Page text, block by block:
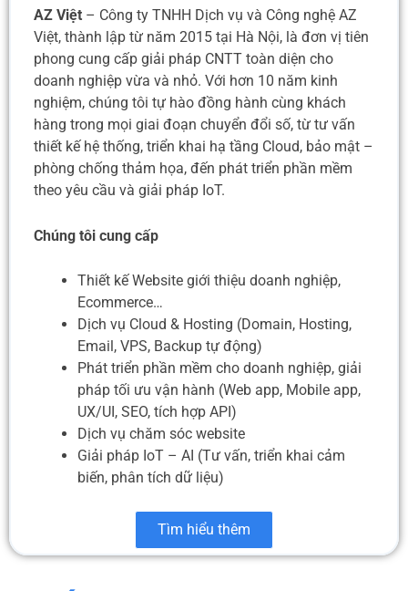
AZ Việt – Công ty TNHH Dịch vụ và Công nghệ AZ
Việt, thành lập từ năm 2015 tại Hà Nội, là đơn vị tiên
phong cung cấp giải pháp CNTT toàn diện cho
doanh nghiệp vừa và nhỏ. Với hơn 10 năm kinh
nghiệm, chúng tôi tự hào đồng hành cùng khách
hàng trong mọi giai đoạn chuyển đổi số, từ tư vấn
thiết kế hệ thống, triển khai hạ tầng Cloud, bảo mật –
phòng chống thảm họa, đến phát triển phần mềm
theo yêu cầu và giải pháp IoT.
Chúng tôi cung cấp
Thiết kế Website giới thiệu doanh nghiệp,
Ecommerce…
Dịch vụ Cloud & Hosting (Domain, Hosting,
Email, VPS, Backup tự động)
Phát triển phần mềm cho doanh nghiệp, giải
pháp tối ưu vận hành (Web app, Mobile app,
UX/UI, SEO, tích hợp API)
Dịch vụ chăm sóc website
Giải pháp IoT – AI (Tư vấn, triển khai cảm
biến, phân tích dữ liệu)
Tìm hiểu thêm